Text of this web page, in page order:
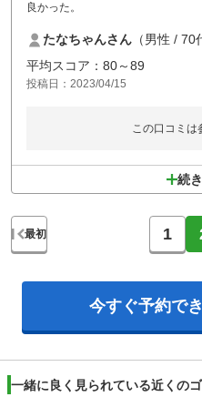
良かった。
たなちゃんさん （男性 / 70
平均スコア：80～89
投稿日：2023/04/15
この口コミは
続
最初 1
今すぐ予約で
一緒に良く見られている近くの